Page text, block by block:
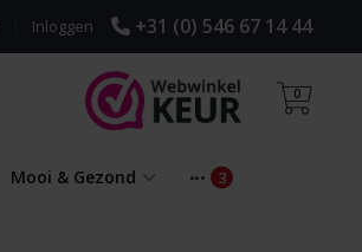
+31 (0) 546 67 14 44
Inloggen
0
Mooi & Gezond